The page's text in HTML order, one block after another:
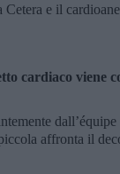
e il
cardiaco viene
affronta il